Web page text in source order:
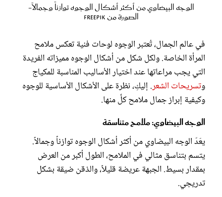
الوجه البيضاوي من أكثر أشكال الوجوه توازناً وجمالاً-
الصورة من Freepik
في عالم الجمال، تُعتبر الوجوه لوحات فنية تعكس ملامح
المرأة الخاصة. ولكل شكل من أشكال الوجوه مميزاته الفريدة
التي يجب مراعاتها عند اختيار الأساليب المناسبة للمكياج
وتسريحات الشعر. إليكِ، نظرة على الأشكال الأساسية للوجوه
وكيفية إبراز جمال ملامح كلٍّ منها.
الوجه البيضاوي: ملامح متناسقة
يعَدّ الوجه البيضاوي من أكثر أشكال الوجوه توازناً وجمالاً.
يتسم بتناسق مثالي في الملامح، الطول أكبر من العرض
بمقدار بسيط. الجبهة عريضة قليلاً، والذقن ضيقة بشكل
تدريجي.